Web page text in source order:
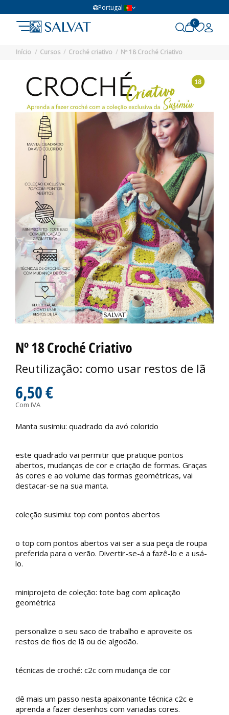
Portugal
0
Início Cursos Croché criativo Nº 18 Croché Criativo
Nº 18 Croché Criativo
Reutilização: como usar restos de lã
6,50 €
Com IVA
Manta susimiu: quadrado da avó colorido
este quadrado vai permitir que pratique pontos
abertos, mudanças de cor e criação de formas. Graças
às cores e ao volume das formas geométricas, vai
destacar-se na sua manta.
coleção susimiu: top com pontos abertos
o top com pontos abertos vai ser a sua peça de roupa
preferida para o verão. Divertir-se-á a fazê-lo e a usá-
lo.
miniprojeto de coleção: tote bag com aplicação
geométrica
personalize o seu saco de trabalho e aproveite os
restos de fios de lã ou de algodão.
técnicas de croché: c2c com mudança de cor
dê mais um passo nesta apaixonante técnica c2c e
aprenda a fazer desenhos com variadas cores.